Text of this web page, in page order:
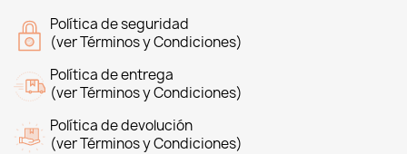
Política de seguridad
(ver Términos y Condiciones)
Política de entrega
(ver Términos y Condiciones)
Política de devolución
(ver Términos y Condiciones)